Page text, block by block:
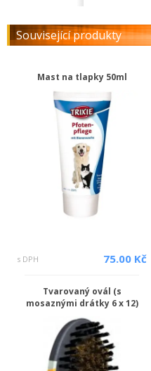
Související produkty
Mast na tlapky 50ml
s DPH 75.00 Kč
Tvarovaný ovál (s
mosaznými drátky 6 x 12)